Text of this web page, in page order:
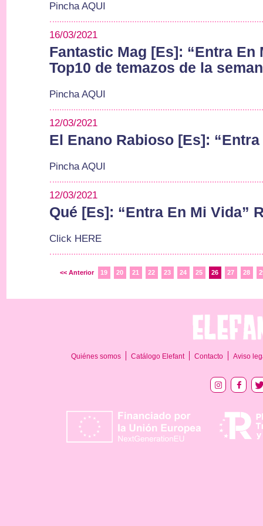
Pincha AQUI
16/03/2021
Fantastic Mag [Es]: “Entra En
Top10 de temazos de la
Pincha AQUI
12/03/2021
El Enano Rabioso [Es]:
Pincha AQUI
12/03/2021
Qué [Es]: “Entra En Mi Vida”
Click HERE
<< Anterior 19 20 21 22 23 24 25 26 27 28
Quiénes somos Catálogo Elefant Contacto Aviso